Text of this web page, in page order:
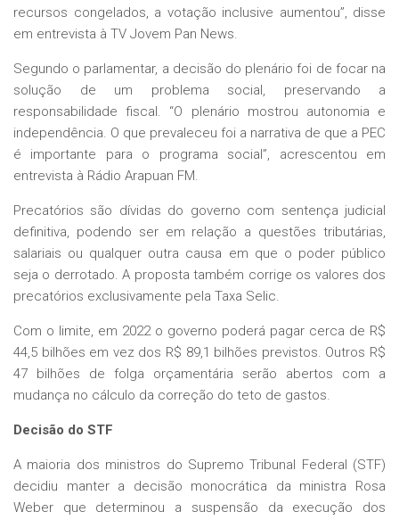
recursos congelados, a votação inclusive aumentou”, disse
em entrevista à TV Jovem Pan News.
Segundo o parlamentar, a decisão do plenário foi de focar na
solução de um problema social, preservando a
responsabilidade fiscal. “O plenário mostrou autonomia e
independência. O que prevaleceu foi a narrativa de que a PEC
é importante para o programa social”, acrescentou em
entrevista à Rádio Arapuan FM.
Precatórios são dívidas do governo com sentença judicial
definitiva, podendo ser em relação a questões tributárias,
salariais ou qualquer outra causa em que o poder público
seja o derrotado. A proposta também corrige os valores dos
precatórios exclusivamente pela Taxa Selic.
Com o limite, em 2022 o governo poderá pagar cerca de R$
44,5 bilhões em vez dos R$ 89,1 bilhões previstos. Outros R$
47 bilhões de folga orçamentária serão abertos com a
mudança no cálculo da correção do teto de gastos.
Decisão do STF
A maioria dos ministros do Supremo Tribunal Federal (STF)
decidiu manter a decisão monocrática da ministra Rosa
Weber que determinou a suspensão da execução dos